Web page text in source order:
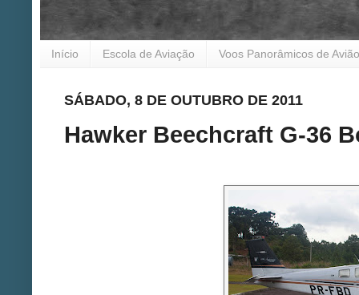
Início Escola de Aviação Voos Panorâmicos de Avião
SÁBADO, 8 DE OUTUBRO DE 2011
Hawker Beechcraft G-36